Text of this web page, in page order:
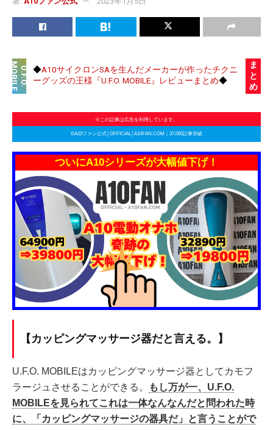
U
.
F
.
O
.
MO
B
I
L
E ◆A10サイクロンSAを生んだメーカーが作ったチクニ
ーグッズの王様『U.F.O. MOBILE』レビューまとめ◆
ま
と
め
※この記事は広告を利用しています。
©A10ファン公式│OFFICIAL│A10FAN.COM｜37,000記事突破
ついにA10シリーズが大幅値下げ！
【カッピングマッサージ器だと言える。】
U.F.O. MOBILEはカッピングマッサージ器としてカモフ
ラージュさせることができる。
もし万が一、U.F.O.
MOBILEを見られてこれは一体なんなんだと問われた時
に、「カッピングマッサージの器具だ」と言うことがで